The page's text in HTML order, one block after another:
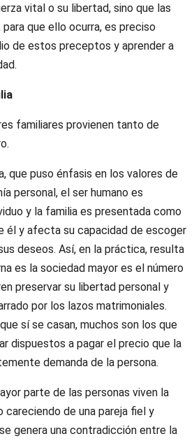
vital o su libertad, sino que las
que ello ocurra, es preciso
de estos preceptos y aprender a
familiares provienen tanto de
que puso énfasis en los valores de
personal, el ser humano es
y la familia es presentada como
él y afecta su capacidad de escoger
deseos. Así, en la práctica, resulta
es la sociedad mayor es el número
preservar su libertad personal y
por los lazos matrimoniales.
sí se casan, muchos son los que
dispuestos a pagar el precio que la
demanda de la persona.
parte de las personas viven la
de una pareja fiel y
genera una contradicción entre la